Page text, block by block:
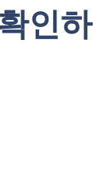
인하